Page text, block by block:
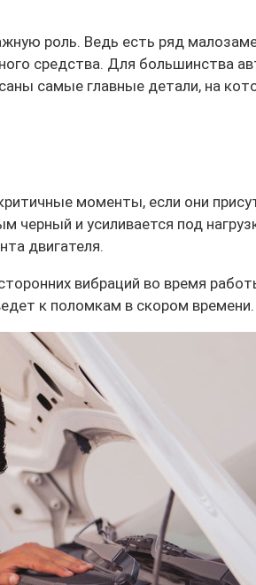
роль. Ведь есть ряд
средства. Для большинства
самые главные детали, на
моменты, если они
и усиливается под
двигателя.
вибраций во время
к поломкам в скором времени.